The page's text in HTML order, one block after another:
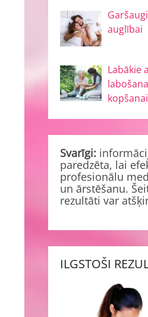
auglībai
Labākie
kopšanai
Svarīgi:
paredzēta, lai
profesionālu
un ārstēšanu.
rezultāti var
ILGSTOŠI